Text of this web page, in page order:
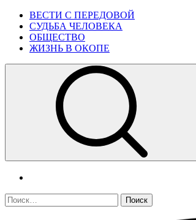
Skip
content
Primary
Menu
ВЕСТИ С ПЕРЕДОВОЙ
СУДЬБА ЧЕЛОВЕКА
ОБЩЕСТВО
ЖИЗНЬ В ОКОПЕ
Найти: